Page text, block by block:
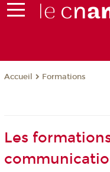
Accueil Formations
Les